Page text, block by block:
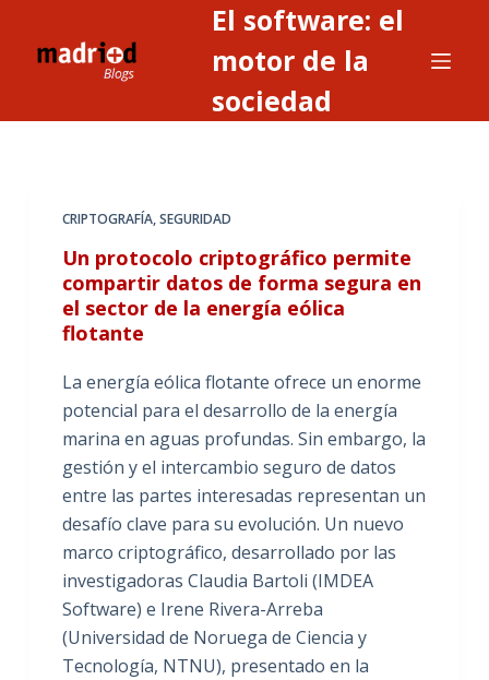
El software: el
motor de la
sociedad
CRIPTOGRAFÍA,SEGURIDAD
Un protocolo criptográfico permite
compartir datos de forma segura en
el sector de la energía eólica
flotante
La energía eólica flotante ofrece un enorme
potencial para el desarrollo de la energía
marina en aguas profundas. Sin embargo, la
gestión y el intercambio seguro de datos
entre las partes interesadas representan un
desafío clave para su evolución. Un nuevo
marco criptográfico, desarrollado por las
investigadoras Claudia Bartoli (IMDEA
Software) e Irene Rivera-Arreba
(Universidad de Noruega de Ciencia y
Tecnología, NTNU), presentado en la